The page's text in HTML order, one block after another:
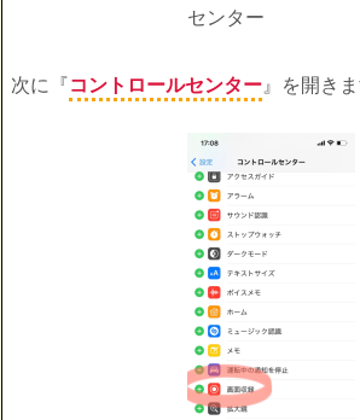
センター
次に『コントロールセンター』を開き